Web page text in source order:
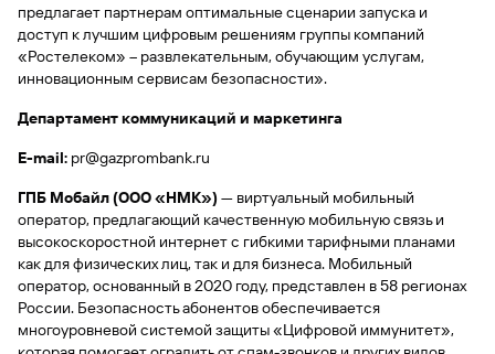
Вклады
предлагает партнерам оптимальные сценарии запуска и
доступ к лучшим цифровым решениям группы компаний
«Ростелеком» – развлекательным, обучающим услугам,
инновационным сервисам безопасности».
Департамент коммуникаций и маркетинга
E-mail: pr@gazprombank.ru
ГПБ Мобайл (ООО «НМК»)— виртуальный мобильный
оператор, предлагающий качественную мобильную связь и
высокоскоростной интернет с гибкими тарифными планами
как для физических лиц, так и для бизнеса. Мобильный
оператор, основанный в 2020 году, представлен в 58 регионах
России. Безопасность абонентов обеспечивается
многоуровневой системой защиты «Цифровой иммунитет»,